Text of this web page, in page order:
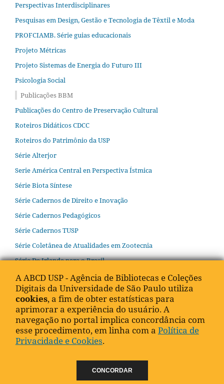
Perspectivas Interdisciplinares
Pesquisas em Design, Gestão e Tecnologia de Têxtil e Moda
PROFCIAMB. Série guias educacionais
Projeto Métricas
Projeto Sistemas de Energia do Futuro III
Psicologia Social
Publicações BBM
Publicações do Centro de Preservação Cultural
Roteiros Didáticos CDCC
Roteiros do Patrimônio da USP
Série Alterjor
Serie América Central en Perspectiva Ístmica
Série Biota Síntese
Série Cadernos de Direito e Inovação
Série Cadernos Pedagógicos
Série Cadernos TUSP
Série Coletânea de Atualidades em Zootecnia
Série Da Irlanda para o Brasil
Série Diálogos Avançados
Série Diálogos Interdisciplinares
Série E-books SolloAgro
Série: Narrativas contemporâneas de mulheres latinas no
poder, na política, na arte, na cultura e comunicação
Série Patrimônio Histórico Educativo
Série Primeiros Olhares
A ABCD USP - Agência de Bibliotecas e Coleções
Digitais da Universidade de São Paulo utiliza
cookies, a fim de obter estatísticas para
aprimorar a experiência do usuário. A
navegação no portal implica concordância com
esse procedimento, em linha com a Política de
Privacidade e Cookies.
CONCORDAR